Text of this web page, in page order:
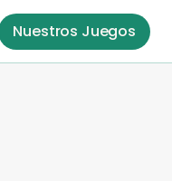
Nuestros Juegos